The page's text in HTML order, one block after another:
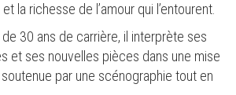
la richesse de l’amour qui l’entourent.
30 ans de carrière, il interprète ses
et ses nouvelles pièces dans une mise
par une scénographie tout en